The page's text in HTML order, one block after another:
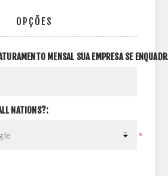
OPÇÕES
MENSAL SUA EMPRESA SE
NATIONS?:
*